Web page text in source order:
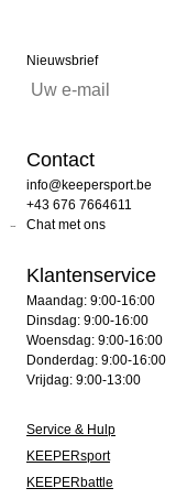
Nieuwsbrief
Contact
info@keepersport.be
+43 676 7664611
Chat met ons
Klantenservice
Maandag: 9:00-16:00
Dinsdag: 9:00-16:00
Woensdag: 9:00-16:00
Donderdag: 9:00-16:00
Vrijdag: 9:00-13:00
Service & Hulp
KEEPERsport
KEEPERbattle